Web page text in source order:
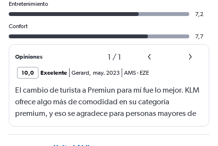
Entretenimiento
7,2
Confort
7,7
Opiniones 1 / 1
10,0 Excelente Gerard, may. 2023 AMS- EZE
El cambio de turista a Premiun para mí fue lo mejor. KLM
ofrece algo más de comodidad en su categoría
premium, y eso se agradece para personas mayores de
50 años que necesiten más espacio como yo. Y no es
mucho más caro ... Es una gran ventaja.